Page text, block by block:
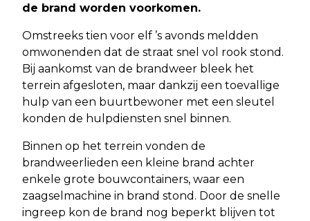
de brand worden voorkomen.
Omstreeks tien voor elf ’s avonds meldden
omwonenden dat de straat snel vol rook stond.
Bij aankomst van de brandweer bleek het
terrein afgesloten, maar dankzij een toevallige
hulp van een buurtbewoner met een sleutel
konden de hulpdiensten snel binnen.
Binnen op het terrein vonden de
brandweerlieden een kleine brand achter
enkele grote bouwcontainers, waar een
zaagselmachine in brand stond. Door de snelle
ingreep kon de brand nog beperkt blijven tot